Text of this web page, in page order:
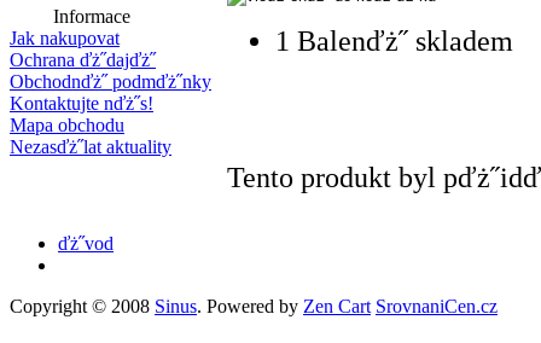
Informace
Jak nakupovat
Ochrana ďż˝dajďż˝
Obchodnďż˝ podmďż˝nky
Kontaktujte nďż˝s!
Mapa obchodu
Nezasďż˝lat aktuality
1 Balenďż˝ skladem
Tento produkt byl
ďż˝vod
Copyright © 2008 Sinus. Powered by Zen Cart SrovnaniCen.cz